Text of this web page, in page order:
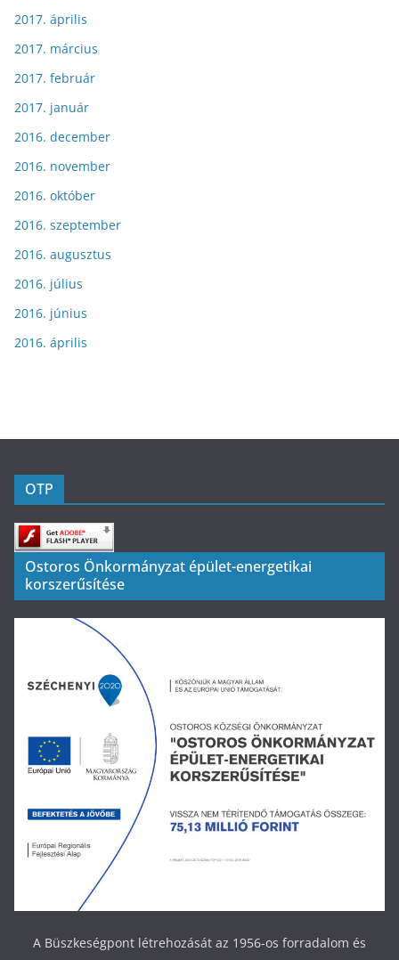
2017. április
2017. március
2017. február
2017. január
2016. december
2016. november
2016. október
2016. szeptember
2016. augusztus
2016. július
2016. június
2016. április
OTP
Ostoros Önkormányzat épület-energetikai
korszerűsítése
A Büszkeségpont létrehozását az 1956-os forradalom és